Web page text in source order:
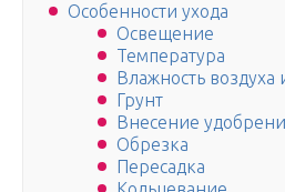
Особенности ухода
Освещение
Температура
Влажность воздуха
Грунт
Внесение
Обрезка
Пересадка